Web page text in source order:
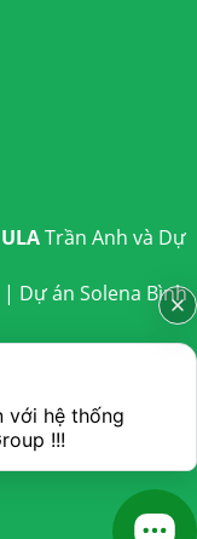
Trần Anh và Dự
| Dự án Solena Bình
với hệ thống
!!!
1